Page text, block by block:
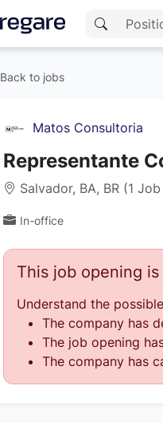
Back to jobs
Matos Consultoria
Representante
Salvador, BA, BR (1
In-office
This job opening
Understand the
The company has
The job opening
The company has